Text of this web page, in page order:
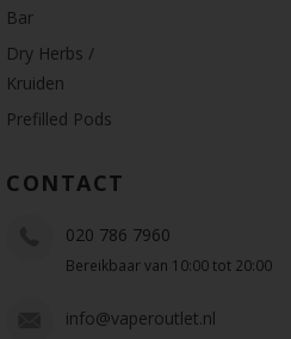
Bar
Dry Herbs /
Kruiden
Prefilled Pods
CONTACT
020 786 7960
Bereikbaar van 10:00 tot 20:00
info@vaperoutlet.nl